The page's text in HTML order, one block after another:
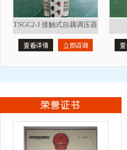
TSGC2-J 接触式自藕调压器